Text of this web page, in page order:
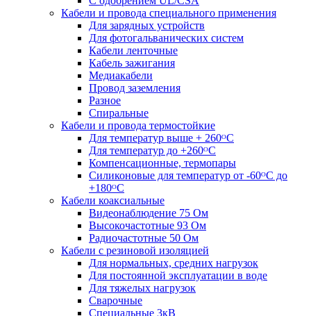
Кабели и провода специального применения
Для зарядных устройств
Для фотогальванических систем
Кабели ленточные
Кабель зажигания
Медиакабели
Провод заземления
Разное
Спиральные
Кабели и провода термостойкие
Для температур выше + 260ᴼС
Для температур до +260ᴼС
Компенсационные, термопары
Силиконовые для температур от -60ᴼC до
+180ᴼС
Кабели коаксиальные
Видеонаблюдение 75 Ом
Высокочастотные 93 Ом
Радиочастотные 50 Ом
Кабели с резиновой изоляцией
Для нормальных, средних нагрузок
Для постоянной эксплуатации в воде
Для тяжелых нагрузок
Сварочные
Специальные 3кВ